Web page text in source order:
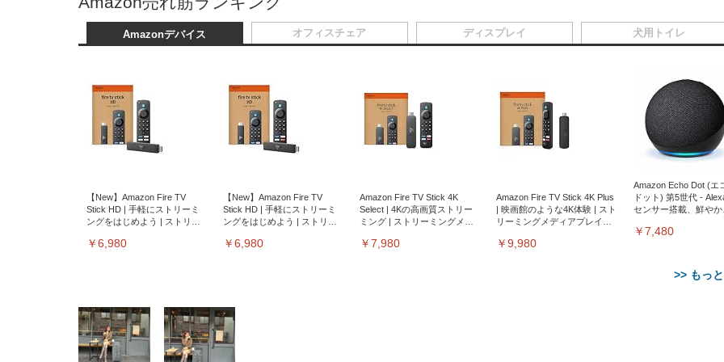
Amazonデバイス
【New】Amazon Fire TV
Stick HD | 手軽にストリーミ
ングをはじめよう | ストリー
￥6,980
【New】Amazon Fire TV
Stick HD | 手軽にストリーミ
ングをはじめよう | ストリー
￥6,980
Amazon Fire TV Stick 4K
Select | 4Kの高画質ストリー
ミング | ストリーミングメデ
￥7,980
Amazon Fire TV Stick 4K Plus
| 映画館のような4K体験 | スト
リーミングメディアプレイヤ
￥9,980
Amazon Echo Dot (エ
ドット) 第5世代 -
センサー搭載、鮮やか
￥7,480
>> もっ
オフィスチェア ディスプレイ 犬用トイレ